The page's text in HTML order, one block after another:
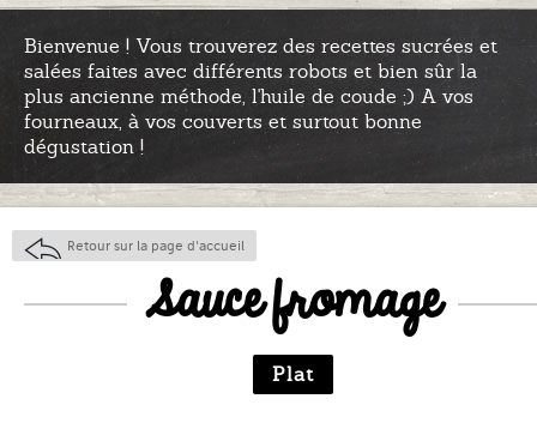
Bienvenue ! Vous trouverez des recettes sucrées et
salées faites avec différents robots et bien sûr la
plus ancienne méthode, l'huile de coude ;) A vos
fourneaux, à vos couverts et surtout bonne
dégustation !
Retour sur la page d'accueil
Sauce fromage
Plat